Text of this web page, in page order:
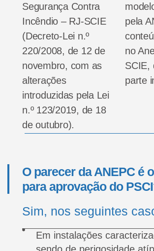
Segurança Contra
Incêndio – RJ-SCIE
(Decreto-Lei n.º
220/2008, de 12 de
novembro, com as
alterações
introduzidas pela Lei
n.º 123/2019, de 18
de outubro).
pela
no
SCIE,
parte
O parecer da ANEPC é
para aprovação do
Sim, nos seguintes
Em instalações